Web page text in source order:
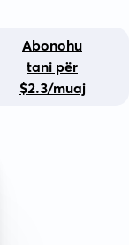
Abonohu
tani për
$2.3/muaj